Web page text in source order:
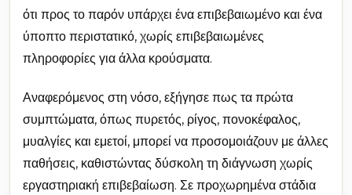
ότι προς το παρόν υπάρχει ένα επιβεβαιωμένο και ένα
ύποπτο περιστατικό, χωρίς επιβεβαιωμένες
πληροφορίες για άλλα κρούσματα.
Αναφερόμενος στη νόσο, εξήγησε πως τα πρώτα
συμπτώματα, όπως πυρετός, ρίγος, πονοκέφαλος,
μυαλγίες και εμετοί, μπορεί να προσομοιάζουν με άλλες
παθήσεις, καθιστώντας δύσκολη τη διάγνωση χωρίς
εργαστηριακή επιβεβαίωση. Σε προχωρημένα στάδια